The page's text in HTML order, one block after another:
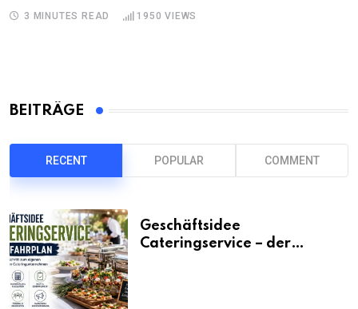
3 MINUTES READ 1950 VIEWS
BEITRÄGE
RECENT POPULAR COMMENT
Geschäftsidee
Cateringservice – der